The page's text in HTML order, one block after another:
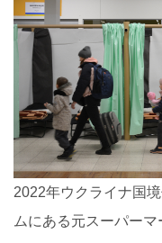
2022年ウクライナ国
ムにある元スーパーマ